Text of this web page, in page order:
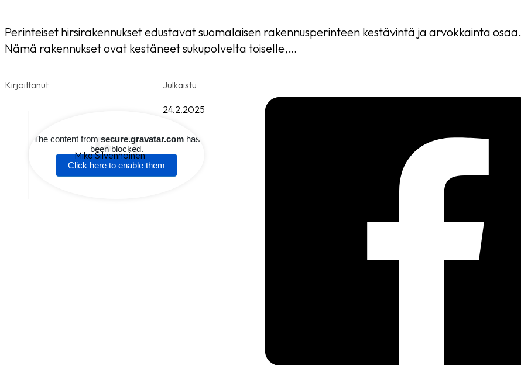
Perinteiset hirsirakennukset edustavat suomalaisen rakennusperinteen kestävintä ja arvokkainta osaa.
Nämä rakennukset ovat kestäneet sukupolvelta toiselle,…
Kirjoittanut
Mika Silvennoinen
Julkaistu
24.2.2025